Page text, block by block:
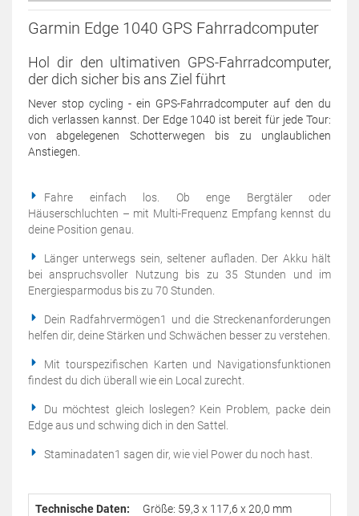
Garmin Edge 1040 GPS Fahrradcomputer
Hol dir den ultimativen GPS-Fahrradcomputer,
der dich sicher bis ans Ziel führt
Never stop cycling - ein GPS-Fahrradcomputer auf den du
dich verlassen kannst. Der Edge 1040 ist bereit für jede Tour:
von abgelegenen Schotterwegen bis zu unglaublichen
Anstiegen.
Fahre einfach los. Ob enge Bergtäler oder
Häuserschluchten – mit Multi-Frequenz Empfang kennst du
deine Position genau.
Länger unterwegs sein, seltener aufladen. Der Akku hält
bei anspruchsvoller Nutzung bis zu 35 Stunden und im
Energiesparmodus bis zu 70 Stunden.
Dein Radfahrvermögen1 und die Streckenanforderungen
helfen dir, deine Stärken und Schwächen besser zu verstehen.
Mit tourspezifischen Karten und Navigationsfunktionen
findest du dich überall wie ein Local zurecht.
Du möchtest gleich loslegen? Kein Problem, packe dein
Edge aus und schwing dich in den Sattel.
Staminadaten1 sagen dir, wie viel Power du noch hast.
Technische Daten: Größe: 59,3 x 117,6 x 20,0 mm